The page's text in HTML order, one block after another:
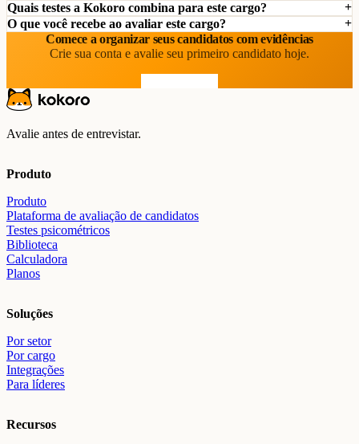
Quais testes a Kokoro combina para este cargo?
O que você recebe ao avaliar este cargo?
Comece a organizar seus candidatos com evidências
Crie sua conta e avalie seu primeiro candidato hoje.
Avalie antes de entrevistar.
Produto
Produto
Plataforma de avaliação de candidatos
Testes psicométricos
Biblioteca
Calculadora
Planos
Soluções
Por setor
Por cargo
Integrações
Para líderes
Recursos